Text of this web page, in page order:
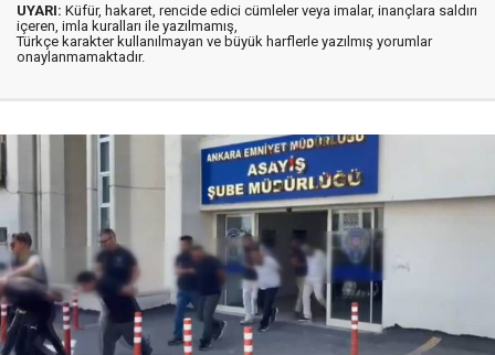
UYARI: Küfür, hakaret, rencide edici cümleler veya imalar, inançlara saldırı
içeren, imla kuralları ile yazılmamış,
Türkçe karakter kullanılmayan ve büyük harflerle yazılmış yorumlar
onaylanmamaktadır.